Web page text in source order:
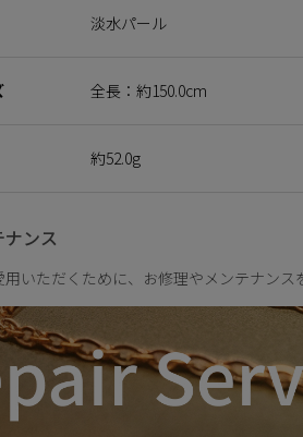
とつの約束を。
の想い。この一粒に、あなただけの意
淡水パール
全長：約150.0cm
約52.0g
ンス
いただくために、お修理やメンテナン